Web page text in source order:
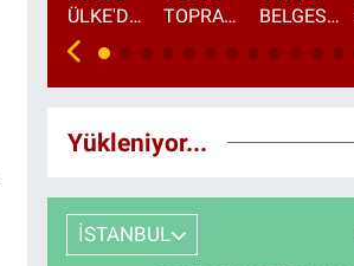
ÜLKE'DE BU SABAH TOPRAKTAN SOFRAYA BELGESEL: "ÜLKE'NİN ALIN TERİ"
Yükleniyor...
İSTANBUL